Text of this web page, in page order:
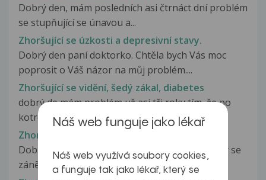
Dobrý den, mám posledních asi čtrnáct dní problém
se stupňující se únavou a...
Zhoršující se úzkosti a depresivní stavy.
Dobrý den paní doktorko. Chtěla bych Vás moc
poprosit o Váš názor na můj problém....
Zhoršující se vidění, šedý zákal, diabetes
dobrý de mám problém už asi tři roky tím, že po
kotrolách u očího lékaře vidím...
Zhoršující se zánět moč. cest
Dobrý den pane doktore, mám vážné problémy se
zánětem moč. cest. Mám ho chronický...
Náš web funguje jako lékař
Náš web využívá soubory cookies,
a funguje tak jako lékař, který se